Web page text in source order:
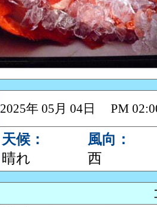
2025年 05月 04日 PM
天候：
晴れ
風向：
西